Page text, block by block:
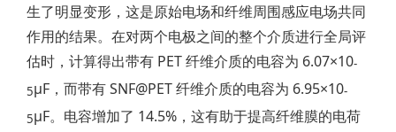
生了明显变形，这是原始电场和纤维周围感应电场共同
作用的结果。在对两个电极之间的整个介质进行全局评
估时，计算得出带有 PET 纤维介质的电容为 6.07×10-
5µF，而带有 SNF@PET 纤维介质的电容为 6.95×10-
5µF。电容增加了 14.5%，这有助于提高纤维膜的电荷